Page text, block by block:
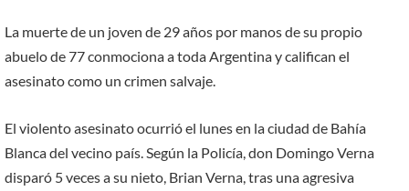
La muerte de un joven de 29 años por manos de su propio
abuelo de 77 conmociona a toda Argentina y califican el
asesinato como un crimen salvaje.
El violento asesinato ocurrió el lunes en la ciudad de Bahía
Blanca del vecino país. Según la Policía, don Domingo Verna
disparó 5 veces a su nieto, Brian Verna, tras una agresiva